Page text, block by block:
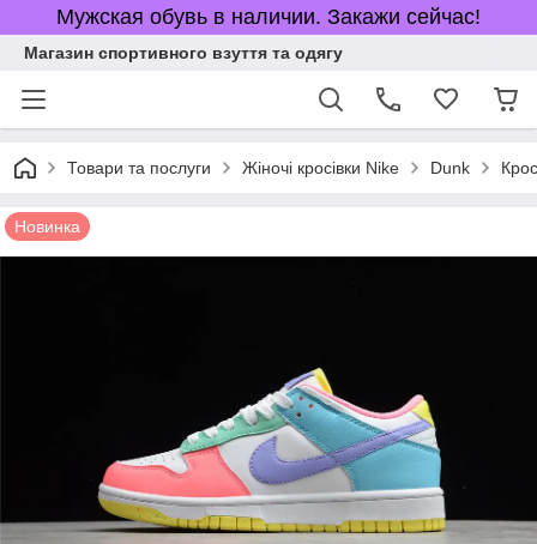
Мужская обувь в наличии. Закажи сейчас!
Магазин спортивного взуття та одягу
Товари та послуги Жіночі кросівки Nike Dunk
Новинка